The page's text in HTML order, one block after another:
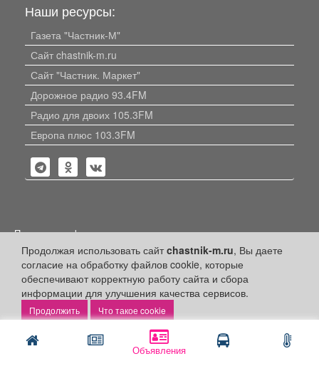
Объявления
Продолжая использовать сайтchastnik-m.ru, Вы даете
согласие на обработку файлов cookie, которые
обеспечивают корректную работу сайта и сбора
информации для улучшения качества сервисов.
Что такое cookie
Наши ресурсы:
Газета "Частник-М"
Сайт chastnik-m.ru
Сайт "Частник. Маркет"
Дорожное радио 93.4FM
Радио для двоих 105.3FM
Европа плюс 103.3FM
Политика конфиденциальности
Публикации с пометкой «Реклама», «На правах рекламы»,
«Партнёрский проект» оплачены рекламодателем.
Редакция сайта не несет ответственности за достоверность
информации, содержащейся в рекламных материалах и
объявлениях.
ООО "Частник-М"